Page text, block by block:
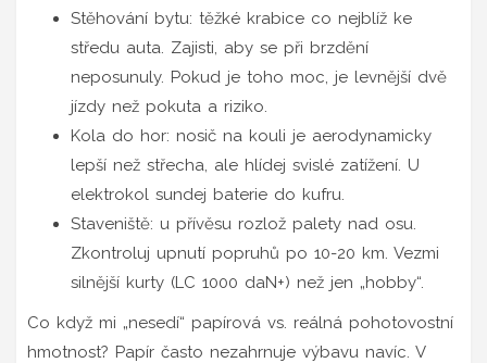
Stěhování bytu: těžké krabice co nejblíž ke
středu auta. Zajisti, aby se při brzdění
neposunuly. Pokud je toho moc, je levnější dvě
jízdy než pokuta a riziko.
Kola do hor: nosič na kouli je aerodynamicky
lepší než střecha, ale hlídej svislé zatížení. U
elektrokol sundej baterie do kufru.
Staveniště: u přívěsu rozlož palety nad osu.
Zkontroluj upnutí popruhů po 10-20 km. Vezmi
silnější kurty (LC 1000 daN+) než jen „hobby“.
Co když mi „nesedí“ papírová vs. reálná pohotovostní
hmotnost? Papír často nezahrnuje výbavu navíc. V